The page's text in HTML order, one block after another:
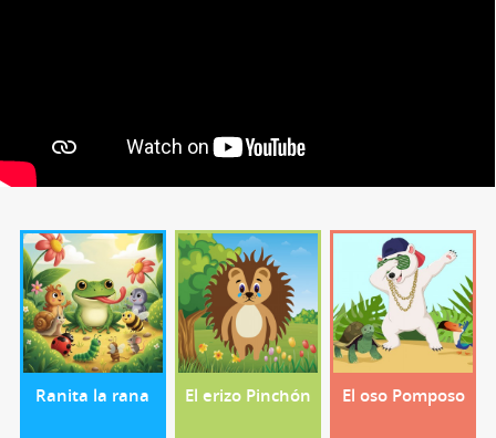
Ranita la rana El erizo Pinchón El oso Pomposo